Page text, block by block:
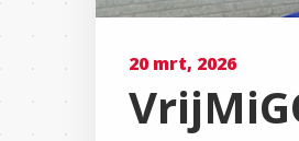
20 mrt, 2026